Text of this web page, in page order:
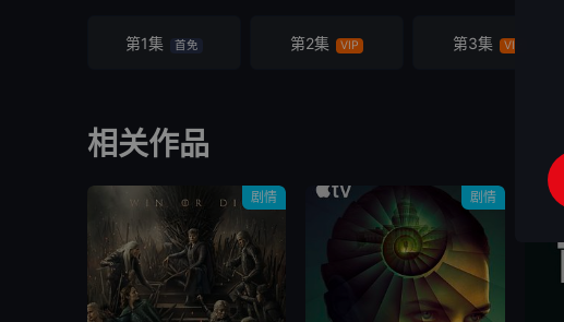
第1集 首免 第2集 VIP 第3集 VIP
相关作品
剧情 剧情